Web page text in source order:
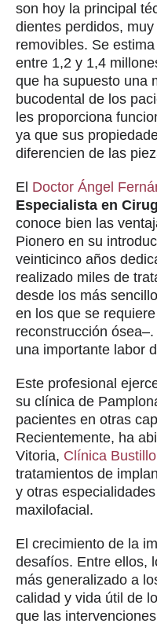
son hoy la principal
dientes perdidos,
removibles. Se
entre 1,2 y 1,4
que ha supuesto una
bucodental de los
les proporciona
ya que sus
diferencien de las
El Doctor Ángel
Especialista en
conoce bien las
Pionero en su
veinticinco años
realizado miles de
desde los más
en los que se
reconstrucción
una importante labor
Este profesional
su clínica de
pacientes en otras
Recientemente, ha
Vitoria, Clínica
tratamientos de
y otras
maxilofacial.
El crecimiento de la
desafíos. Entre ellos,
más generalizado a
calidad y vida útil de
que las